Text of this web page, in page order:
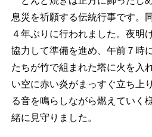
息災を祈願する伝統行事です。
４年ぶりに行われました。夜明
協力して準備を進め、午前７時
たちが竹で組まれた塔に火を入
い空に赤い炎がまっすぐ立ち上
る音を鳴らしながら燃えていく
緒に見守りました。